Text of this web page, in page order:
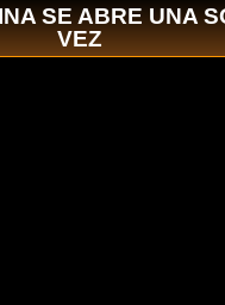
SE ABRE UNA
VEZ